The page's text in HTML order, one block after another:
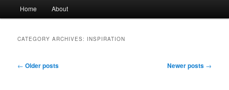
Skip to primary content
Skip to secondary content
Home About
CATEGORY ARCHIVES: INSPIRATION
Post navigation
← Older posts Newer posts →